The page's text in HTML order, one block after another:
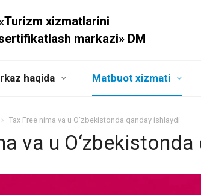
xizmatlarini
markazi» DM
haqida Matbuot xizmati
Tax Free nima va u O‘zbekistonda qanday ishlaydi
va u